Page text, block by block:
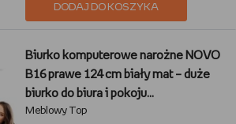
DODAJ DO KOSZYKA
Biurko komputerowe narożne NOVO
B16 prawe 124 cm biały mat – duże
biurko do biura i pokoju
młodzieżowego, 3 szuflady na
Meblowy Top